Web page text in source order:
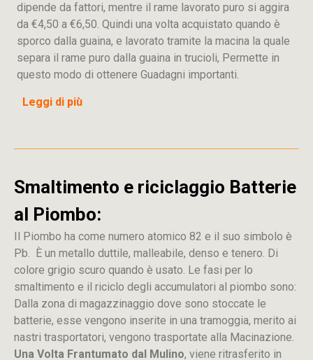
dipende da fattori, mentre il rame lavorato puro si aggira
da €4,50 a €6,50. Quindi una volta acquistato quando è
sporco dalla guaina, e lavorato tramite la macina la quale
separa il rame puro dalla guaina in trucioli, Permette in
questo modo di ottenere Guadagni importanti.
Leggi di più
Smaltimento e riciclaggio Batterie
al Piombo:
Il Piombo ha come numero atomico 82 e il suo simbolo è
Pb. È un metallo duttile, malleabile, denso e tenero. Di
colore grigio scuro quando è usato. Le fasi per lo
smaltimento e il riciclo degli accumulatori al piombo sono:
Dalla zona di magazzinaggio dove sono stoccate le
batterie, esse vengono inserite in una tramoggia, merito ai
nastri trasportatori, vengono trasportate alla Macinazione.
Una Volta Frantumato dal Mulino, viene ritrasferito in